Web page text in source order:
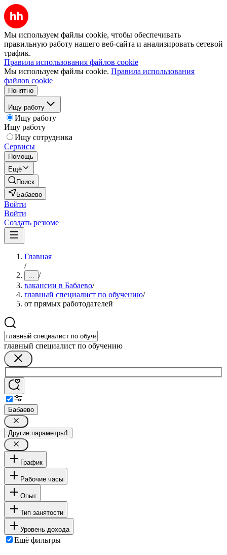
Мы используем файлы cookie, чтобы обеспечивать
правильную работу нашего веб-сайта и анализировать сетевой
трафик.
Правила использования файлов cookie
Мы используем файлы cookie. Правила использования
файлов cookie
Понятно
Ищу работу
Ищу работу
Ищу работу
Ищу сотрудника
Сервисы
Помощь
Ещё
Поиск
Бабаево
Войти
Войти
Создать резюме
Главная
/
... /
вакансии в Бабаево/
главный специалист по обучению/
от прямых работодателей
главный специалист по обучению
Бабаево
Другие параметры1
График
Рабочие часы
Опыт
Тип занятости
Уровень дохода
Ещё фильтры